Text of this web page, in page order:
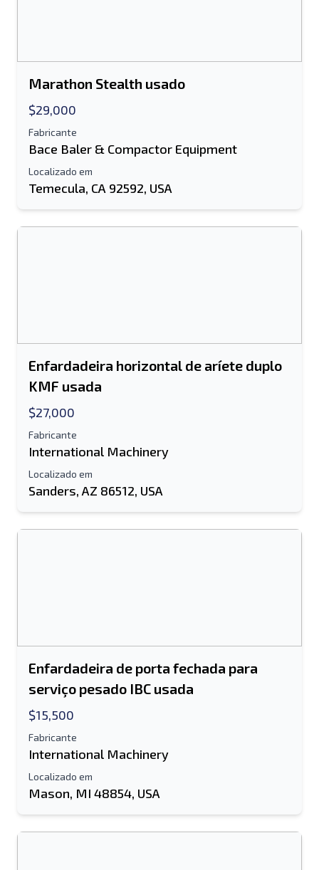
Móvel
Enviar
Marathon Stealth usado
$29,000
Fabricante
Bace Baler & Compactor Equipment
Localizado em
Temecula, CA 92592, USA
Enfardadeira horizontal de aríete duplo
KMF usada
$27,000
Fabricante
International Machinery
Localizado em
Sanders, AZ 86512, USA
Enfardadeira de porta fechada para
serviço pesado IBC usada
$15,500
Fabricante
International Machinery
Localizado em
Mason, MI 48854, USA
informação adicional